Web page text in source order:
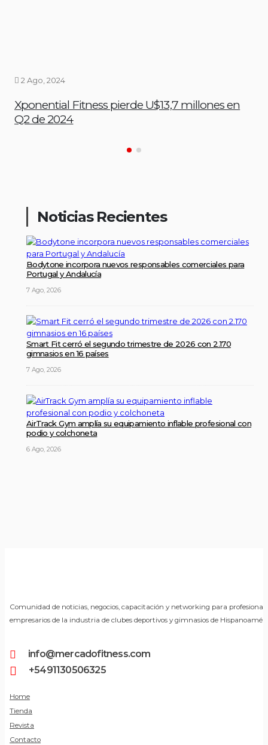
2 Ago, 2024
Xponential Fitness pierde U$13,7 millones en
Q2 de 2024
Noticias Recientes
Bodytone incorpora nuevos responsables comerciales para
Portugal y Andalucía
7 Ago, 2026
Smart Fit cerró el segundo trimestre de 2026 con 2.170
gimnasios en 16 países
7 Ago, 2026
AirTrack Gym amplía su equipamiento inflable profesional con
podio y colchoneta
6 Ago, 2026
Comunidad de noticias, negocios, capacitación y networking para
empresarios de la industria de clubes deportivos y gimnasios de
info@mercadofitness.com
+5491130506325
Home
Tienda
Revista
Contacto